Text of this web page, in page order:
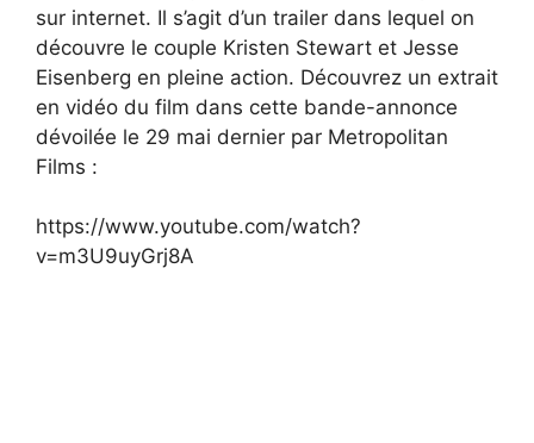
sur internet. Il s’agit d’un trailer dans lequel on
découvre le couple Kristen Stewart et Jesse
Eisenberg en pleine action. Découvrez un extrait
en vidéo du film dans cette bande-annonce
dévoilée le 29 mai dernier par Metropolitan
Films :
https://www.youtube.com/watch?
v=m3U9uyGrj8A